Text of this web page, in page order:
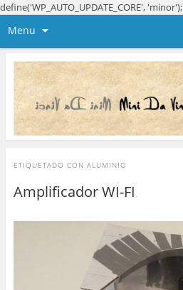
define('WP_AUTO_UPDATE_CORE', 'minor');
Menu
ETIQUETADO CON ALUMINIO
Amplificador WI-FI